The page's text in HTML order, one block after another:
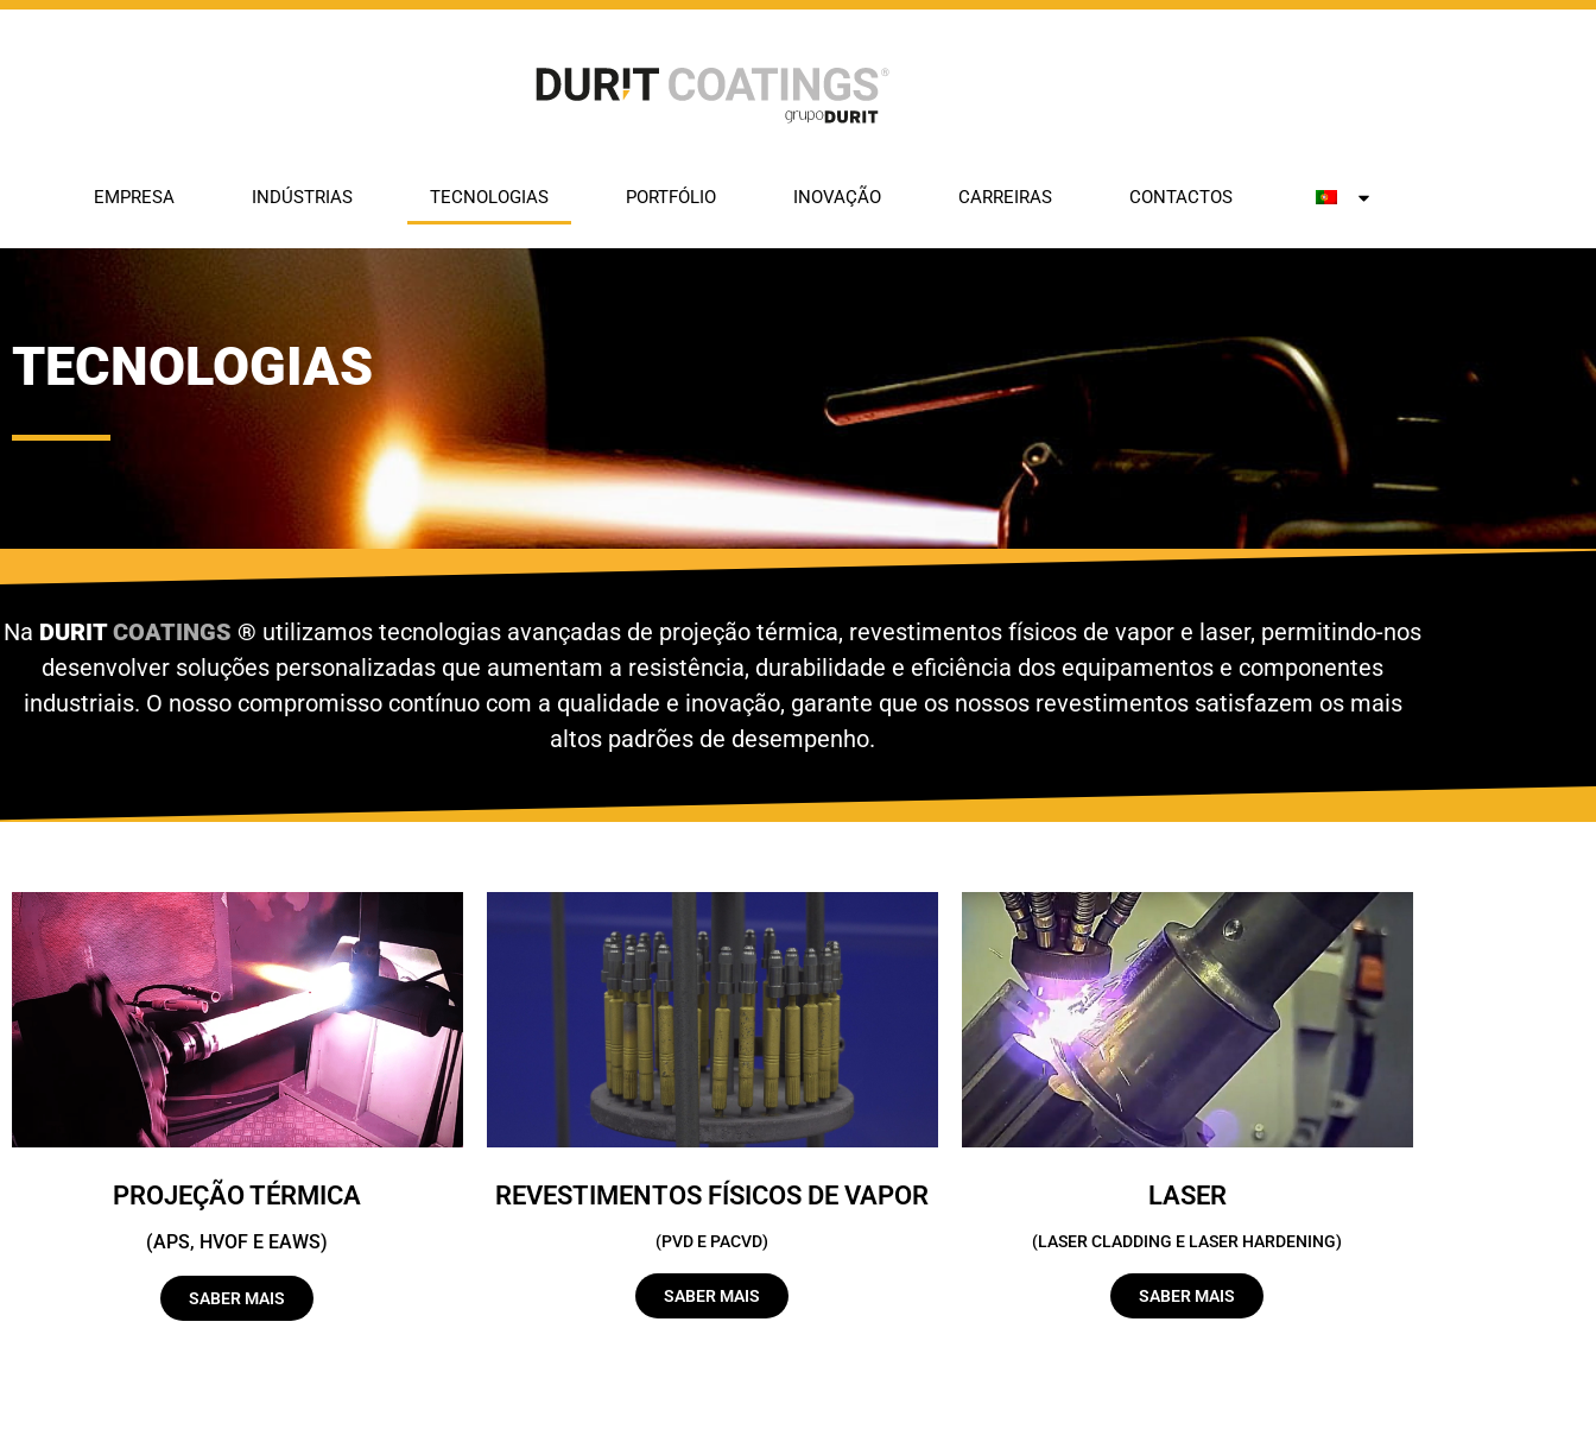
Tecnologias
EMPRESA INDÚSTRIAS TECNOLOGIAS PORTFÓLIO INOVAÇÃO CARREIRAS CONTACTOS
TECNOLOGIAS
Na DURITCOATINGS ® utilizamos tecnologias avançadas de projeção térmica, revestimentos físicos de vapor e laser, permitindo-nos
desenvolver soluções personalizadas que aumentam a resistência, durabilidade e eficiência dos equipamentos e componentes
industriais. O nosso compromisso contínuo com a qualidade e inovação, garante que os nossos revestimentos satisfazem os mais
altos padrões de desempenho.
PROJEÇÃO TÉRMICA
(APS, HVOF E EAWS)
SABER MAIS
REVESTIMENTOS FÍSICOS DE VAPOR
(PVD E PACVD)
SABER MAIS
LASER
(LASER CLADDING E LASER HARDENING)
SABER MAIS